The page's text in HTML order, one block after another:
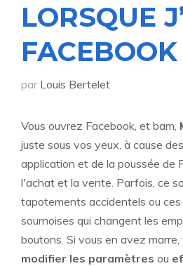
LORSQUE
FACEBOOK
par Louis Bertelet
Vous ouvrez Facebook, et bam,
juste sous vos yeux, à cause
application et de la poussée de
l'achat et la vente. Parfois, ce
tapotements accidentels ou ces
sournoises qui changent les
boutons. Si vous en avez
modifier les paramètres ou